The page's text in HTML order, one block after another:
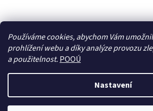
Používáme cookies, abychom Vám
prohlížení webu a díky analýze provozu
a použitelnost. POOÚ
Nastavení
Sledovat na Instagramu
Vytvořil Shoptet